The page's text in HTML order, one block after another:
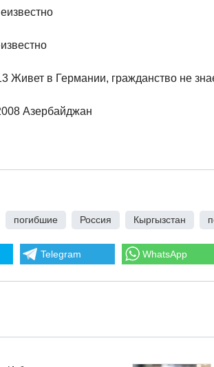
Живет в Германии, гражданство не
Азербайджан
погибшие Россия Кыргызстан
Telegram WhatsApp